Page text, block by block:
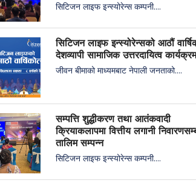
सिटिजन लाइफ इन्स्योरेन्स कम्पनी....
सिटिजन लाइफ इन्स्योरेन्सको आठौं
देशव्यापी सामाजिक उत्तरदायित्व कार्यक्रम
जीवन बीमाको माध्यमबाट नेपाली जनताको....
सम्पत्ति शुद्धीकरण तथा आतंकवादी
क्रियाकलापमा वित्तीय लगानी
तालिम सम्पन्न
सिटिजन लाइफ इन्स्योरेन्स कम्पनी....